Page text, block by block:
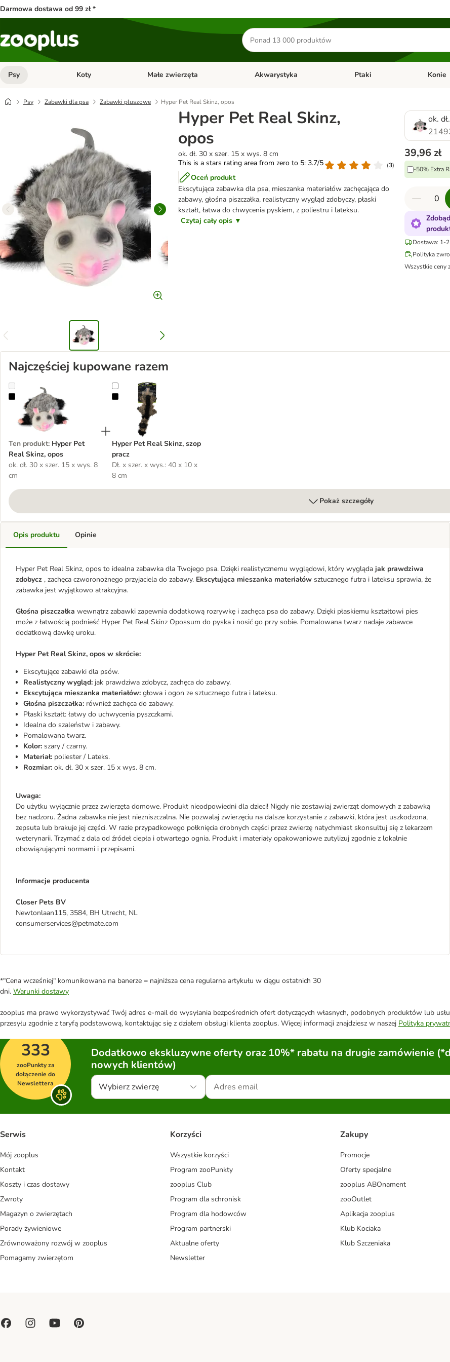
Darmowa dostawa od 99 zł *
Szukaj
produktów
Psy Otwórz menu kategorii: Psy
Koty Otwórz menu kategorii: Koty
Małe zwierzęta Otwórz menu kategorii: Małe zwierzęta
Akwarystyka Otwórz menu kategorii:
Ptaki Otwórz
Konie
Psy Zabawki dla psa Zabawki pluszowe Hyper Pet Real Skinz, opos
Hyper Pet Real Skinz,
opos
ok. dł. 30 x szer. 15 x wys. 8 cm
This is a stars rating area from zero to 5: 3.7/5
(3)
Oceń produkt
Ekscytująca zabawka dla psa, mieszanka materiałów zachęcająca do
zabawy, głośna piszczałka, realistyczny wygląd zdobyczy, płaski
kształt, łatwa do chwycenia pyskiem, z poliestru i lateksu.
Czytaj cały opis ▼
ok.
39,96 zł
-50% Extra
Dostawa: 1-
Polityka
Wszystkie ceny
Najczęściej kupowane razem
Hyper Pet Real Skinz, opos
Ten produkt: Hyper Pet
Real Skinz, opos
ok. dł. 30 x szer. 15 x wys. 8
cm
Hyper Pet Real Skinz, szop pracz
Hyper Pet Real Skinz, szop
pracz
Dł. x szer. x wys.: 40 x 10 x
8 cm
Pokaż szczegóły
Opis produktu
Hyper Pet Real Skinz, opos to idealna zabawka dla Twojego psa. Dzięki realistycznemu wyglądowi, który wygląda jak prawdziwa
zdobycz , zachęca czworonożnego przyjaciela do zabawy. Ekscytująca mieszanka materiałów sztucznego futra i lateksu sprawia, że
zabawka jest wyjątkowo atrakcyjna.
Głośna piszczałka wewnątrz zabawki zapewnia dodatkową rozrywkę i zachęca psa do zabawy. Dzięki płaskiemu kształtowi pies
może z łatwością podnieść Hyper Pet Real Skinz Opossum do pyska i nosić go przy sobie. Pomalowana twarz nadaje zabawce
dodatkową dawkę uroku.
Hyper Pet Real Skinz, opos w skrócie:
Ekscytujące zabawki dla psów.
Realistyczny wygląd: jak prawdziwa zdobycz, zachęca do zabawy.
Ekscytująca mieszanka materiałów: głowa i ogon ze sztucznego futra i lateksu.
Głośna piszczałka: również zachęca do zabawy.
Płaski kształt: łatwy do uchwycenia pyszczkami.
Idealna do szaleństw i zabawy.
Pomalowana twarz.
Kolor: szary / czarny.
Materiał: poliester / Lateks.
Rozmiar: ok. dł. 30 x szer. 15 x wys. 8 cm.
Uwaga:
Do użytku wyłącznie przez zwierzęta domowe. Produkt nieodpowiedni dla dzieci! Nigdy nie zostawiaj zwierząt domowych z zabawką
bez nadzoru. Żadna zabawka nie jest niezniszczalna. Nie pozwalaj zwierzęciu na dalsze korzystanie z zabawki, która jest uszkodzona,
zepsuta lub brakuje jej części. W razie przypadkowego połknięcia drobnych części przez zwierzę natychmiast skonsultuj się z lekarzem
weterynarii. Trzymać z dala od źródeł ciepła i otwartego ognia. Produkt i materiały opakowaniowe zutylizuj zgodnie z lokalnie
obowiązującymi normami i przepisami.
Informacje producenta
Closer Pets BV
Newtonlaan115, 3584, BH Utrecht, NL
consumerservices@petmate.com
Opinie
*"Cena wcześniej" komunikowana na banerze = najniższa cena regularna artykułu w ciągu ostatnich 30
dni. Warunki dostawy
zooplus ma prawo wykorzystywać Twój adres e-mail do wysyłania bezpośrednich ofert dotyczących własnych, podobnych produktów lub
przesyłu zgodnie z taryfą podstawową, kontaktując się z działem obsługi klienta zooplus. Więcej informacji znajdziesz w naszej Polityka
333
zooPunkty za
dołączenie do
Newslettera
Dodatkowo ekskluzywne oferty oraz 10%* rabatu na drugie zamówienie
nowych klientów)
Wybierz zwierzę
Serwis
Mój zooplus
Kontakt
Koszty i czas dostawy
Zwroty
Magazyn o zwierzętach
Porady żywieniowe
Zrównoważony rozwój w zooplus
Pomagamy zwierzętom
Korzyści
Wszystkie korzyści
Program zooPunkty
zooplus Club
Program dla schronisk
Program dla hodowców
Program partnerski
Aktualne oferty
Newsletter
Zakupy
Promocje
Oferty specjalne
zooplus ABOnament
zooOutlet
Aplikacja zooplus
Klub Kociaka
Klub Szczeniaka